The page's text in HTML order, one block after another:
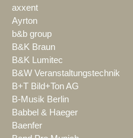
axxent
Ayrton
b&b group
B&K Braun
B&K Lumitec
B&W Veranstaltungstechnik
B+T Bild+Ton AG
B-Musik Berlin
Babbel & Haeger
Baenfer